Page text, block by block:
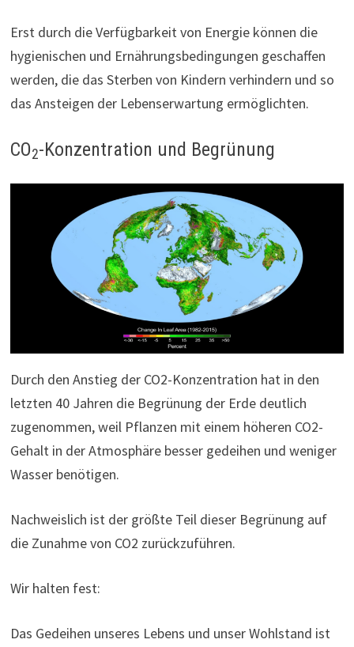
Erst durch die Verfügbarkeit von Energie können die
hygienischen und Ernährungsbedingungen geschaffen
werden, die das Sterben von Kindern verhindern und so
das Ansteigen der Lebenserwartung ermöglichten.
CO2-Konzentration und Begrünung
Durch den Anstieg der CO2-Konzentration hat in den
letzten 40 Jahren die Begrünung der Erde deutlich
zugenommen, weil Pflanzen mit einem höheren CO2-
Gehalt in der Atmosphäre besser gedeihen und weniger
Wasser benötigen.
Nachweislich ist der größte Teil dieser Begrünung auf
die Zunahme von CO2 zurückzuführen.
Wir halten fest:
Das Gedeihen unseres Lebens und unser Wohlstand ist